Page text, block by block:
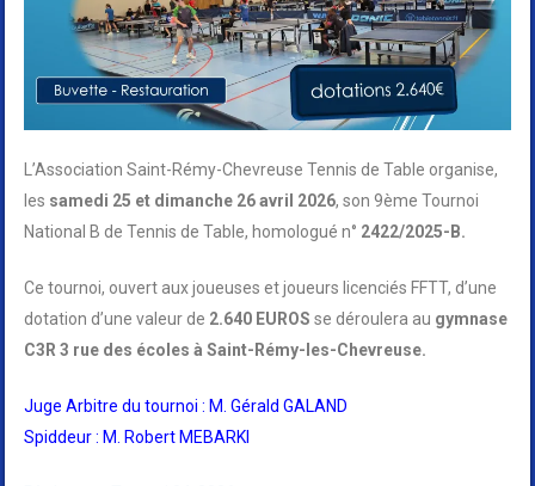
L’Association Saint-Rémy-Chevreuse Tennis de Table organise,
les samedi 25 et dimanche 26 avril 2026, son 9ème Tournoi
National B de Tennis de Table, homologué n° 2422/2025-B.
Ce tournoi, ouvert aux joueuses et joueurs licenciés FFTT, d’une
dotation d’une valeur de 2.640 EUROS se déroulera au gymnase
C3R 3 rue des écoles à Saint-Rémy-les-Chevreuse.
Juge Arbitre du tournoi : M. Gérald GALAND
Spiddeur : M. Robert MEBARKI